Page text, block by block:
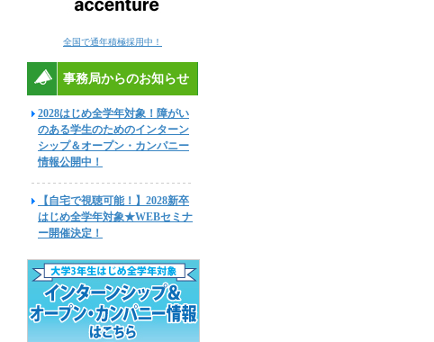
全国で通年積極採用中！
事務局からのお知らせ
2028はじめ全学年対象！障がい
のある学生のためのインターン
シップ＆オープン・カンパニー
情報公開中！
【自宅で視聴可能！】2028新卒
はじめ全学年対象★WEBセミナ
ー開催決定！